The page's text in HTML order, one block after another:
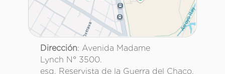
Dirección: Avenida Madame
Lynch N° 3500.
esq. Reservista de la Guerra del Chaco.